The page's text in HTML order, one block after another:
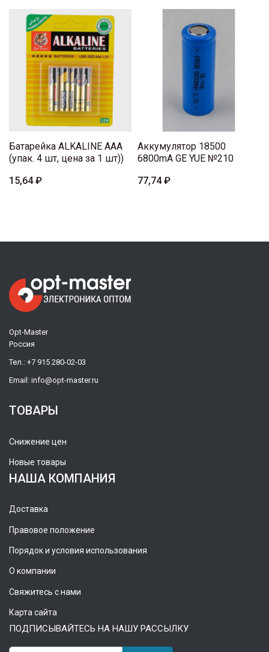
Батарейка ALKALINE AAA
(упак. 4 шт, цена за 1 шт))
15,64 ₽
Аккумулятор 18500
6800mA GE YUE №210
77,74 ₽
Opt-Master
Россия
Тел.: +7 915 280-02-03
Email: info@opt-master.ru
ТОВАРЫ
Снижение цен
Новые товары
НАША КОМПАНИЯ
Доставка
Правовое положение
Порядок и условия использования
О компании
Свяжитесь с нами
Карта сайта
ПОДПИСЫВАЙТЕСЬ НА НАШУ РАССЫЛКУ